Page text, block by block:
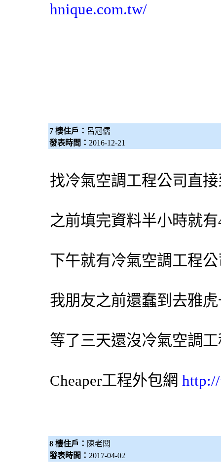
hnique.com.tw/
7 樓住戶： 呂冠儒
發表時間： 2016-12-21
找冷氣空調工程公司直
之前填完資料半小時就
下午就有冷氣空調工程
我朋友之前還蠢到去雅
等了三天還沒冷氣空調
Cheaper工程外包網
8 樓住戶： 陳老闆
發表時間： 2017-04-02